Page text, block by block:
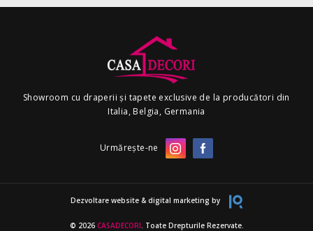
Showroom cu draperii și tapete exclusive de la producători din
Italia, Belgia, Germania
Urmărește-ne
Dezvoltare website & digital marketing by
© 2026 CASADECORI . Toate Drepturile Rezervate.